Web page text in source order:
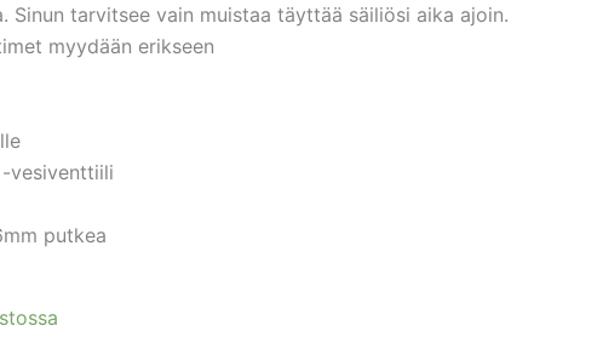
Sinun tarvitsee vain muistaa täyttää säiliösi aika ajoin.
myydään erikseen
vesiventtiili
putkea